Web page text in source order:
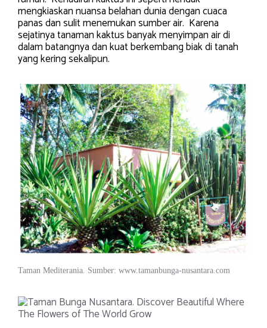
mengkiaskan nuansa belahan dunia dengan cuaca
panas dan sulit menemukan sumber air. Karena
sejatinya tanaman kaktus banyak menyimpan air di
dalam batangnya dan kuat berkembang biak di tanah
yang kering sekalipun.
Taman Mediterania. Sumber: www.tamanbunga-nusantara.com